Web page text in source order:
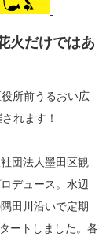
火だけではあ
所前うるおい広
れます！
団法人墨田区観
デュース。水辺
田川沿いで定期
ートしました。各